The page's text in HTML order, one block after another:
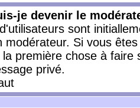
je devenir le
sont
modérateur. Si vous
première chose à
privé.